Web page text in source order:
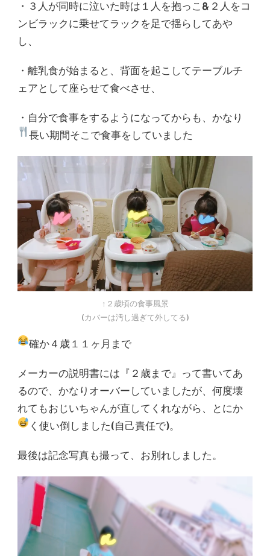
・３人が同時に泣いた時は１人を抱っこ&２人をコ
ンビラックに乗せてラックを足で揺らしてあや
し、
・離乳食が始まると、背面を起こしてテーブルチ
ェアとして座らせて食べさせ、
・自分で食事をするようになってからも、かなり
長い期間そこで食事をしていました
↑２歳頃の食事風景
(カバーは汚し過ぎて外してる)
確か４歳１１ヶ月まで
メーカーの説明書には『２歳まで』って書いてあ
るので、かなりオーバーしていましたが、何度壊
れてもおじいちゃんが直してくれながら、とにか
く使い倒しました(自己責任で)。
最後は記念写真も撮って、お別れしました。